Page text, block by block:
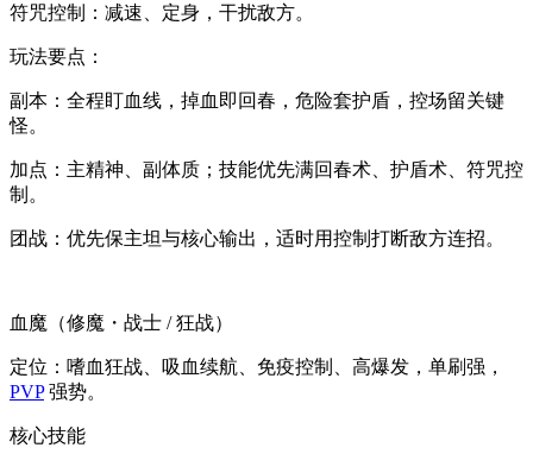
符咒控制：减速、定身，干扰敌方。
玩法要点：
副本：全程盯血线，掉血即回春，危险套护盾，控场留关键
怪。
加点：主精神、副体质；技能优先满回春术、护盾术、符咒控
制。
团战：优先保主坦与核心输出，适时用控制打断敌方连招。
血魔（修魔・战士 / 狂战）
定位：嗜血狂战、吸血续航、免疫控制、高爆发，单刷强，
PVP强势。
核心技能